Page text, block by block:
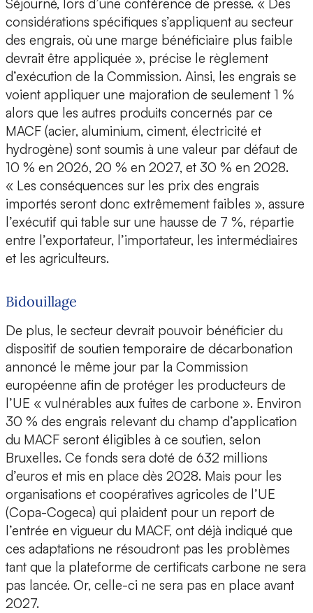
Séjourné, lors d’une conférence de presse. « Des
considérations spécifiques s’appliquent au secteur
des engrais, où une marge bénéficiaire plus faible
devrait être appliquée », précise le règlement
d’exécution de la Commission. Ainsi, les engrais se
voient appliquer une majoration de seulement 1 %
alors que les autres produits concernés par ce
MACF (acier, aluminium, ciment, électricité et
hydrogène) sont soumis à une valeur par défaut de
10 % en 2026, 20 % en 2027, et 30 % en 2028.
« Les conséquences sur les prix des engrais
importés seront donc extrêmement faibles », assure
l’exécutif qui table sur une hausse de 7 %, répartie
entre l’exportateur, l’importateur, les intermédiaires
et les agriculteurs.
Bidouillage
De plus, le secteur devrait pouvoir bénéficier du
dispositif de soutien temporaire de décarbonation
annoncé le même jour par la Commission
européenne afin de protéger les producteurs de
l’UE « vulnérables aux fuites de carbone ». Environ
30 % des engrais relevant du champ d’application
du MACF seront éligibles à ce soutien, selon
Bruxelles. Ce fonds sera doté de 632 millions
d’euros et mis en place dès 2028. Mais pour les
organisations et coopératives agricoles de l’UE
(Copa-Cogeca) qui plaident pour un report de
l’entrée en vigueur du MACF, ont déjà indiqué que
ces adaptations ne résoudront pas les problèmes
tant que la plateforme de certificats carbone ne sera
pas lancée. Or, celle-ci ne sera pas en place avant
2027.